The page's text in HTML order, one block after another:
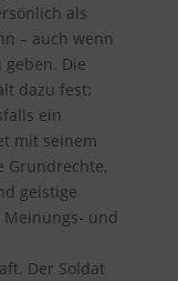
als
– auch wenn
Die
dazu fest:
ein
mit seinem
Grundrechte,
geistige
und
Der Soldat